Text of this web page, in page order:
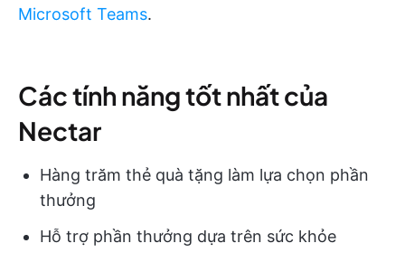
Microsoft Teams.
Các tính năng tốt nhất của
Nectar
Hàng trăm thẻ quà tặng làm lựa chọn phần
thưởng
Hỗ trợ phần thưởng dựa trên sức khỏe